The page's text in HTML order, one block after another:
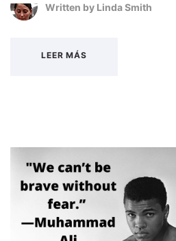
Written by Linda Smith
LEER MÁS